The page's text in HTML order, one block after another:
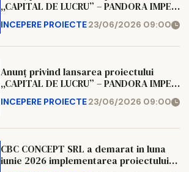
,,CAPITAL DE LUCRU” – PANDORA IMPEX
INCEPERE PROIECTE23/06/2026 09:00
Anunț privind lansarea proiectului
,,CAPITAL DE LUCRU” – PANDORA IMPEX
INCEPERE PROIECTE23/06/2026 09:00
CBC CONCEPT SRL a demarat in luna
iunie 2026 implementarea proiectului